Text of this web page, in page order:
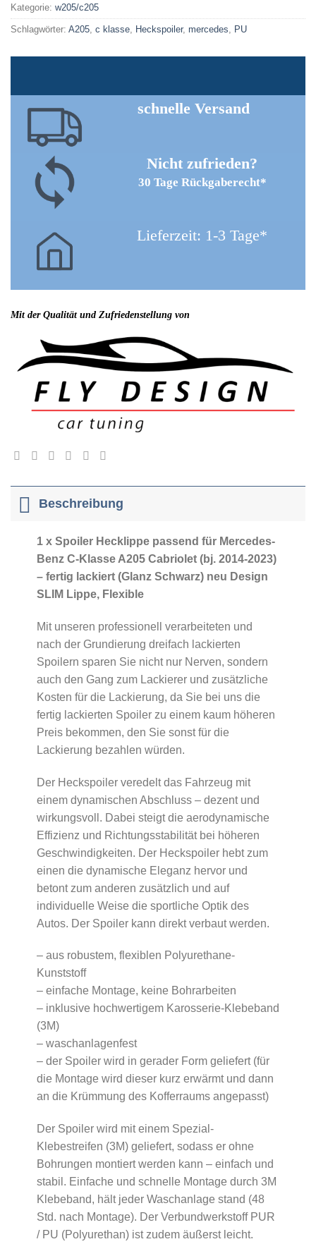
Kategorie: w205/c205
Schlagwörter: A205 c klasse Heckspoiler, mercedes PU
schnelle Versand
Nicht zufrieden?
30 Tage Rückgaberecht*
Lieferzeit: 1-3 Tage*
Mit der Qualität und Zufriedenstellung von
Beschreibung
1 x Spoiler Hecklippe passend für Mercedes-
Benz C-Klasse A205 Cabriolet (bj. 2014-2023)
– fertig lackiert (Glanz Schwarz) neu Design
SLIM Lippe, Flexible
Mit unseren professionell verarbeiteten und
nach der Grundierung dreifach lackierten
Spoilern sparen Sie nicht nur Nerven, sondern
auch den Gang zum Lackierer und zusätzliche
Kosten für die Lackierung, da Sie bei uns die
fertig lackierten Spoiler zu einem kaum höheren
Preis bekommen, den Sie sonst für die
Lackierung bezahlen würden.
Der Heckspoiler veredelt das Fahrzeug mit
einem dynamischen Abschluss – dezent und
wirkungsvoll. Dabei steigt die aerodynamische
Effizienz und Richtungsstabilität bei höheren
Geschwindigkeiten. Der Heckspoiler hebt zum
einen die dynamische Eleganz hervor und
betont zum anderen zusätzlich und auf
individuelle Weise die sportliche Optik des
Autos. Der Spoiler kann direkt verbaut werden.
– aus robustem, flexiblen Polyurethane-
Kunststoff
– einfache Montage, keine Bohrarbeiten
– inklusive hochwertigem Karosserie-Klebeband
(3M)
– waschanlagenfest
– der Spoiler wird in gerader Form geliefert (für
die Montage wird dieser kurz erwärmt und dann
an die Krümmung des Kofferraums angepasst)
Der Spoiler wird mit einem Spezial-
Klebestreifen (3M) geliefert, sodass er ohne
Bohrungen montiert werden kann – einfach und
stabil. Einfache und schnelle Montage durch 3M
Klebeband, hält jeder Waschanlage stand (48
Std. nach Montage). Der Verbundwerkstoff PUR
/ PU (Polyurethan) ist zudem äußerst leicht.